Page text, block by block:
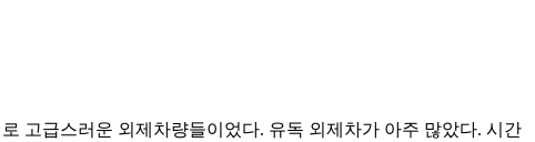
고급스러운 외제차량들이었다. 유독 외제차가 아주 많았다. 시간